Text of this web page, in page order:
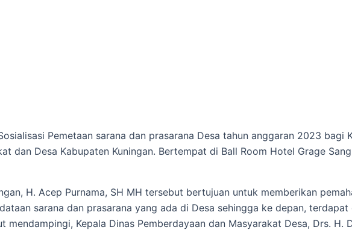
Pemetaan sarana dan prasarana Desa tahun anggaran 2023
dan Desa Kabupaten Kuningan. Bertempat di Ball Room Hotel Grage
H. Acep Purnama, SH MH tersebut bertujuan untuk memberikan
sarana dan prasarana yang ada di Desa sehingga ke depan,
mendampingi, Kepala Dinas Pemberdayaan dan Masyarakat Desa, Drs. H.